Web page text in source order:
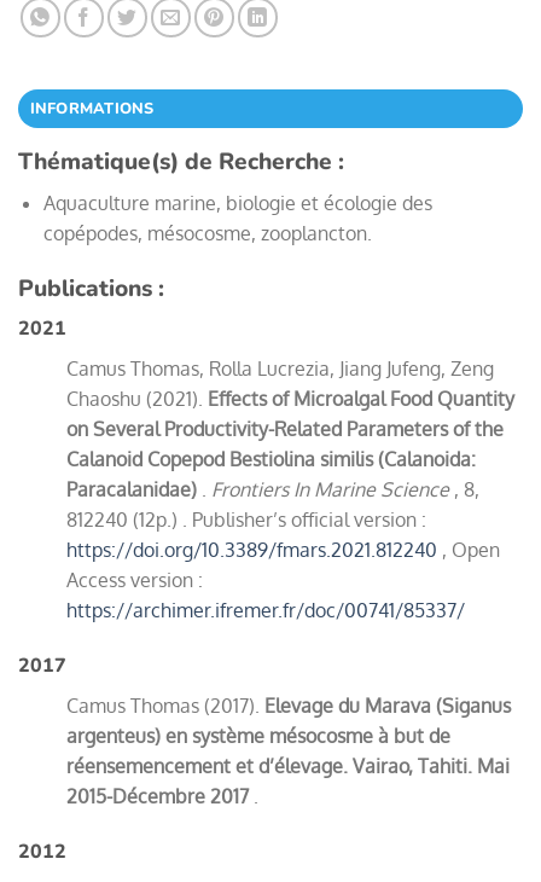
INFORMATIONS
Thématique(s) de Recherche :
Aquaculture marine, biologie et écologie des
copépodes, mésocosme, zooplancton.
Publications :
2021
Camus Thomas, Rolla Lucrezia, Jiang Jufeng, Zeng
Chaoshu (2021). Effects of Microalgal Food Quantity
on Several Productivity-Related Parameters of the
Calanoid Copepod Bestiolina similis (Calanoida:
Paracalanidae) . Frontiers In Marine Science, 8,
812240 (12p.) . Publisher’s official version :
https://doi.org/10.3389/fmars.2021.812240 , Open
Access version :
https://archimer.ifremer.fr/doc/00741/85337/
2017
Camus Thomas (2017). Elevage du Marava (Siganus
argenteus) en système mésocosme à but de
réensemencement et d’élevage. Vairao, Tahiti. Mai
2015-Décembre 2017.
2012